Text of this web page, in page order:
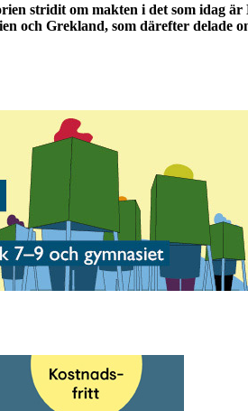
stridit om makten i det som idag
och Grekland, som därefter